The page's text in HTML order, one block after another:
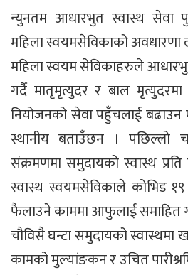
न्युनतम आधारभुत स्वास्थ सेवा
महिला स्वयमसेविकाको अवधारणा
महिला स्वयम सेविकाहरुले
गर्दै मातृमृत्युदर र बाल
नियोजनको सेवा पहुँचलाई बढाउन
स्थानीय बताउँछन । पछिल्लो
संक्रमणमा समुदायको स्वास्थ
स्वास्थ स्वयमसेविकाले कोभिड
फैलाउने काममा आफुलाई समाहित
चौविसै घन्टा समुदायको
कामको मुल्यांङकन र उचित